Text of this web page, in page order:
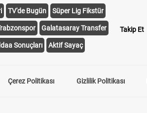
TV'de Bugün Süper Lig Fikstür
Galatasaray Transfer
Sonuçları Aktif Sayaç
Takip Et
Çerez Politikası Gizlilik Politikası